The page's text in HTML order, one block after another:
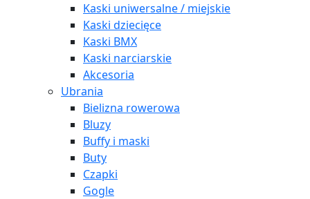
Kaski uniwersalne / miejskie
Kaski dziecięce
Kaski BMX
Kaski narciarskie
Akcesoria
Ubrania
Bielizna rowerowa
Bluzy
Buffy i maski
Buty
Czapki
Gogle